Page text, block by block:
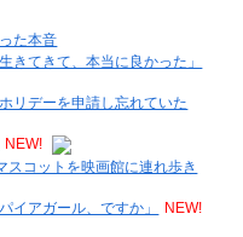
た本音
きてきて、本当に良かった」
リデーを申請し忘れていた
NEW!
スコットを映画館に連れ歩き
イアガール、ですか」
NEW!